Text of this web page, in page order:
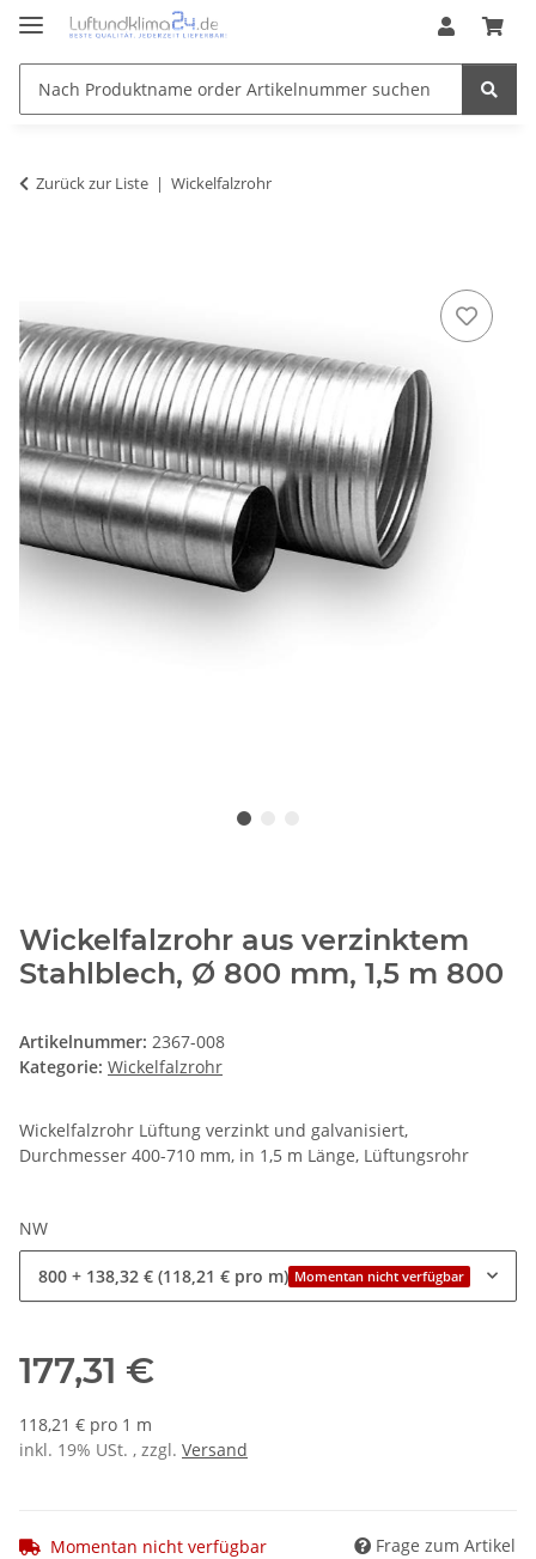
Zurück zur Liste Wickelfalzrohr
Wickelfalzrohr aus verzinktem
Stahlblech, Ø 800 mm, 1,5 m 800
Artikelnummer: 2367-008
Kategorie: Wickelfalzrohr
Wickelfalzrohr Lüftung verzinkt und galvanisiert,
Durchmesser 400-710 mm, in 1,5 m Länge, Lüftungsrohr
NW
800 + 138,32 € (118,21 € pro m) Momentan nicht verfügbar
177,31 €
118,21 € pro 1 m
inkl. 19% USt. , zzgl. Versand
Momentan nicht verfügbar Frage zum Artikel